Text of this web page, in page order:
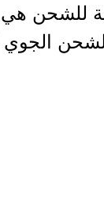
للشحن هي
الجوي